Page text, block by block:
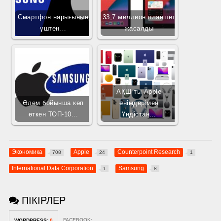
Смартфон нарығының
үштен…
33,7 миллион планшет
жасалды
Әлем бойынша көп
өткен ТОП-10…
АҚШ-ты Apple
өнімдерімен
Үндістан…
Экономика 708 Apple 24 Counterpoint Research 1
International Data Corporation 1 Samsung 8
ПІКІРЛЕР
FACEBOOK: